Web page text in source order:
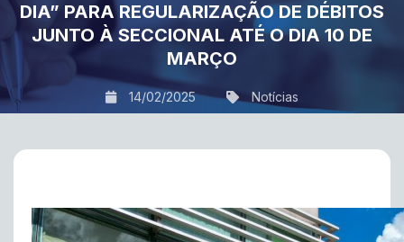
DIA” PARA REGULARIZAÇÃO DE DÉBITOS
JUNTO À SECCIONAL ATÉ O DIA 10 DE
MARÇO
14/02/2025 Notícias